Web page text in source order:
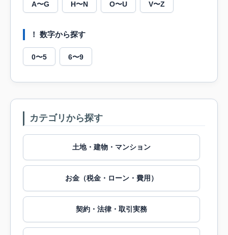
A〜G H〜N O〜U V〜Z
！ 数字から探す
0〜5 6〜9
カテゴリから探す
土地・建物・マンション
お金（税金・ローン・費用）
契約・法律・取引実務